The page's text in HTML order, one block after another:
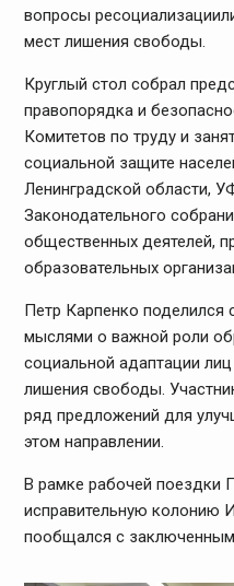
вопросы ресоциализации
мест лишения свободы.
Круглый стол собрал
правопорядка и
Комитетов по труду и
социальной защите
Ленинградской области,
Законодательного
общественных деятелей,
образовательных
Петр Карпенко
мыслями о важной роли
социальной адаптации
лишения свободы.
ряд предложений для
этом направлении.
В рамке рабочей поездки
исправительную колонию
пообщался с